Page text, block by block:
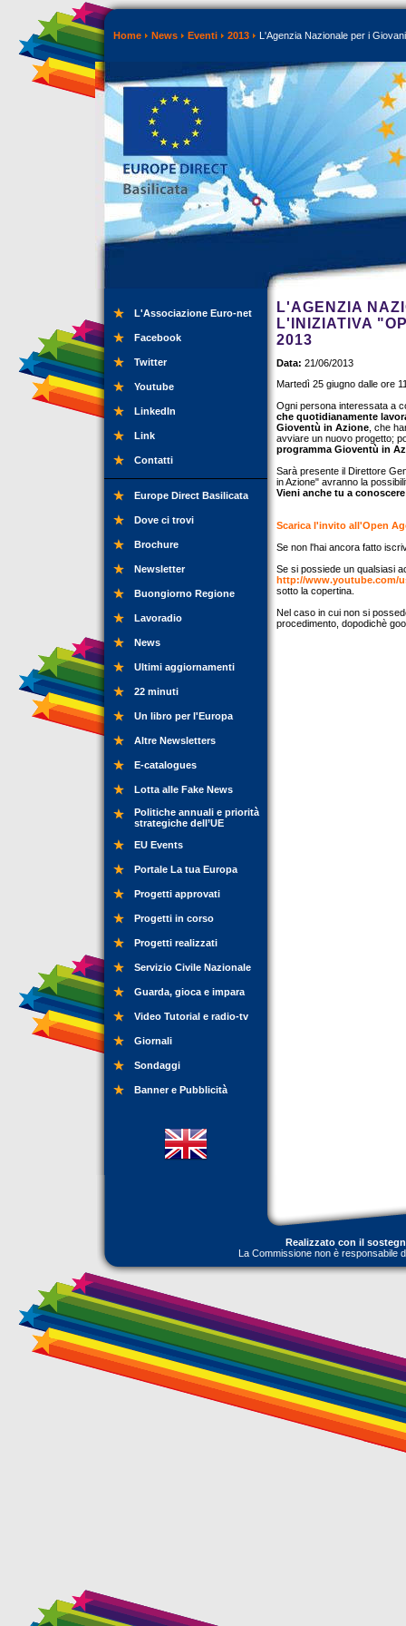
Home News Eventi 2013 L'Agenzia Nazionale per i
L'Associazione Euro-net
Facebook
Twitter
Youtube
LinkedIn
Link
Contatti
Europe Direct Basilicata
Dove ci trovi
Brochure
Newsletter
Buongiorno Regione
Lavoradio
News
Ultimi aggiornamenti
22 minuti
Un libro per l'Europa
Altre Newsletters
E-catalogues
Lotta alle Fake News
Politiche annuali e priorità
strategiche dell’UE
EU Events
Portale La tua Europa
Progetti approvati
Progetti in corso
Progetti realizzati
Servizio Civile Nazionale
Guarda, gioca e impara
Video Tutorial e radio-tv
Giornali
Sondaggi
Banner e Pubblicità
L'AGENZIA
L'INIZIATIVA
2013
Data: 21/06/2013
Martedì 25 giugno dalle ore
Ogni persona interessata a
che quotidianamente
Gioventù in Azione , che
avviare un nuovo progetto;
programma Gioventù in
Sarà presente il Direttore
in Azione" avranno la
Vieni anche tu a
Scarica l'invito all'Open
Se non l'hai ancora fatto
Se si possiede un qualsiasi
http://www.youtube.com/
sotto la copertina.
Nel caso in cui non si
procedimento, dopodichè
Realizzato con il
La Commissione non è responsabile